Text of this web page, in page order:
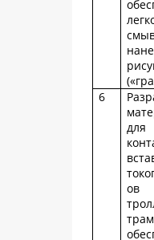
6
для
ов